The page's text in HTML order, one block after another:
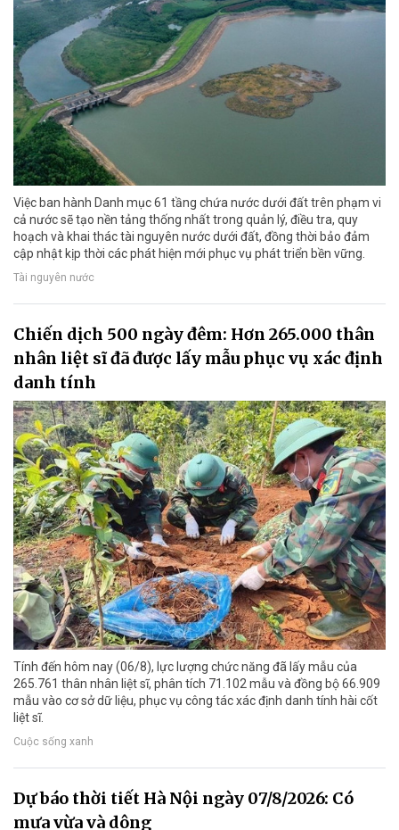
Việc ban hành Danh mục 61 tầng chứa nước dưới đất trên phạm vi
cả nước sẽ tạo nền tảng thống nhất trong quản lý, điều tra, quy
hoạch và khai thác tài nguyên nước dưới đất, đồng thời bảo đảm
cập nhật kịp thời các phát hiện mới phục vụ phát triển bền vững.
Tài nguyên nước
Chiến dịch 500 ngày đêm: Hơn 265.000 thân
nhân liệt sĩ đã được lấy mẫu phục vụ xác định
danh tính
Tính đến hôm nay (06/8), lực lượng chức năng đã lấy mẫu của
265.761 thân nhân liệt sĩ, phân tích 71.102 mẫu và đồng bộ 66.909
mẫu vào cơ sở dữ liệu, phục vụ công tác xác định danh tính hài cốt
liệt sĩ.
Cuộc sống xanh
Dự báo thời tiết Hà Nội ngày 07/8/2026: Có
mưa vừa và dông